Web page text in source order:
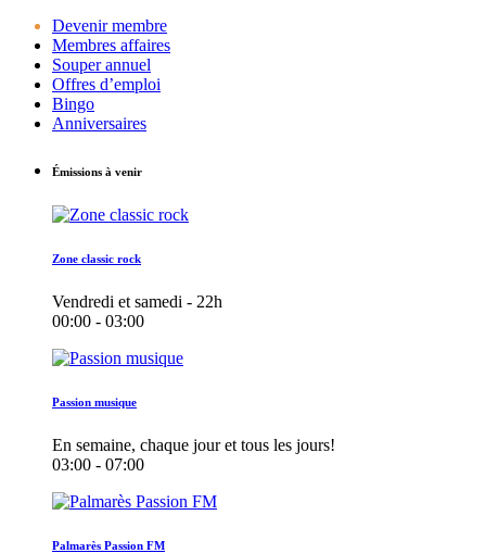
Devenir membre
Membres affaires
Souper annuel
Offres d’emploi
Bingo
Anniversaires
Émissions à venir
Zone classic rock
Vendredi et samedi - 22h
00:00 - 03:00
Passion musique
En semaine, chaque jour et tous les jours!
03:00 - 07:00
Palmarès Passion FM